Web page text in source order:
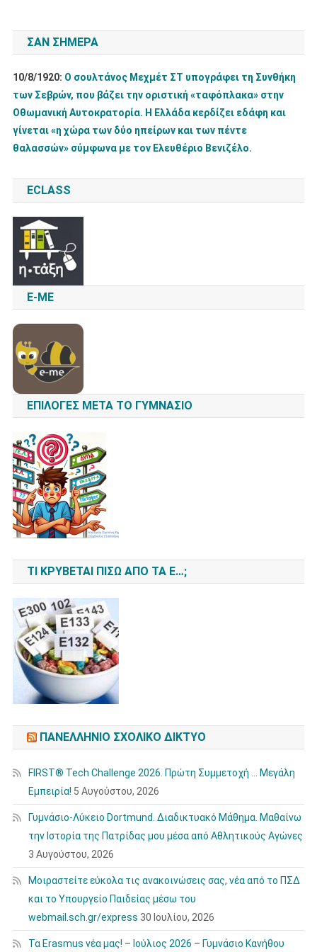
ΣΑΝ ΣΉΜΕΡΑ
10/8/1920: Ο σουλτάνος Μεχμέτ ΣΤ υπογράφει τη Συνθήκη
των Σεβρών, που βάζει την οριστική «ταφόπλακα» στην
Οθωμανική Αυτοκρατορία. Η Ελλάδα κερδίζει εδάφη και
γίνεται «η χώρα των δύο ηπείρων και των πέντε
θαλασσών» σύμφωνα με τον Ελευθέριο Βενιζέλο.
ECLASS
E-ME
ΕΠΙΛΟΓΈΣ ΜΕΤΆ ΤΟ ΓΥΜΝΆΣΙΟ
ΤΙ ΚΡΎΒΕΤΑΙ ΠΊΣΩ ΑΠΌ ΤΑ Ε…;
ΠΑΝΕΛΛΉΝΙΟ ΣΧΟΛΙΚΌ ΔΊΚΤΥΟ
FIRST® Tech Challenge 2026. Πρώτη Συμμετοχή … Μεγάλη
Εμπειρία! 5 Αυγούστου, 2026
Γυμνάσιο-Λύκειο Dortmund. Διαδικτυακό Μάθημα. Μαθαίνω
την Ιστορία της Πατρίδας μου μέσα από Αθλητικούς Αγώνες
3 Αυγούστου, 2026
Μοιραστείτε εύκολα τις ανακοινώσεις σας, νέα από το ΠΣΔ
και το Υπουργείο Παιδείας μέσω του
webmail.sch.gr/express 30 Ιουλίου, 2026
Τα Erasmus νέα μας! – Ιούλιος 2026 – Γυμνάσιο Κανήθου